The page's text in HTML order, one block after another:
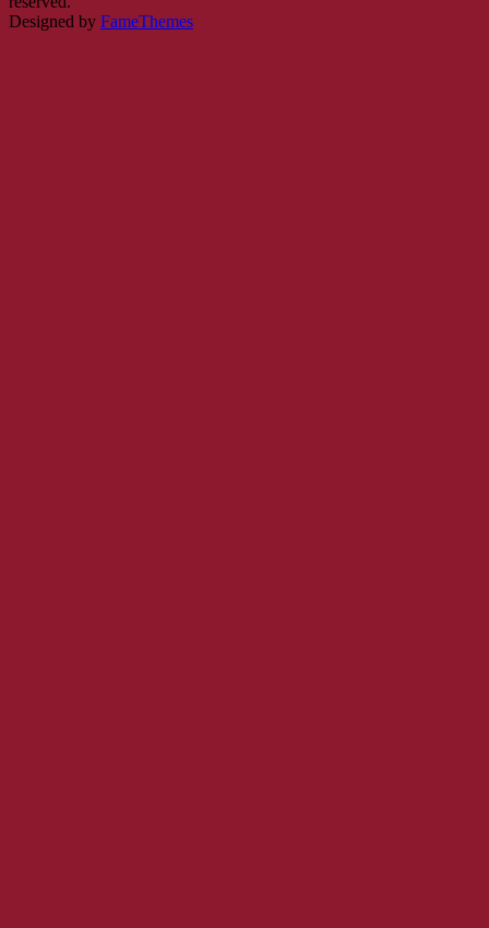
Designed by FameThemes